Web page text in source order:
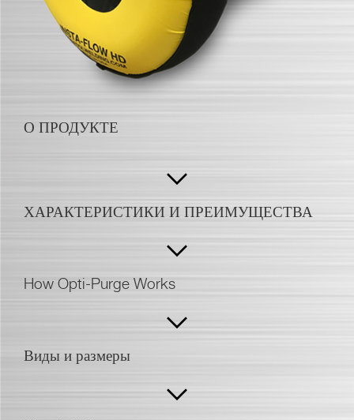
О ПРОДУКТЕ
ХАРАКТЕРИСТИКИ И ПРЕИМУЩЕСТВА
How Opti-Purge Works
Виды и размеры